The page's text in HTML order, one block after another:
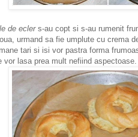
de eclers-au copt si s-au rumenit
urmand sa fie umplute cu crema
tari si isi vor pastra forma
vor lasa prea mult nefiind aspectoase.